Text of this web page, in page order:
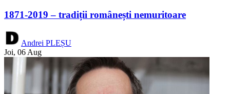
1871-2019 – tradiții românești nemuritoare
Andrei PLEȘU
Joi, 06 Aug